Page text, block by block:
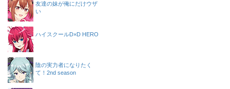
友達の妹が俺にだけウザ
い
ハイスクールD×D HERO
陰の実力者になりたく
て！2nd season